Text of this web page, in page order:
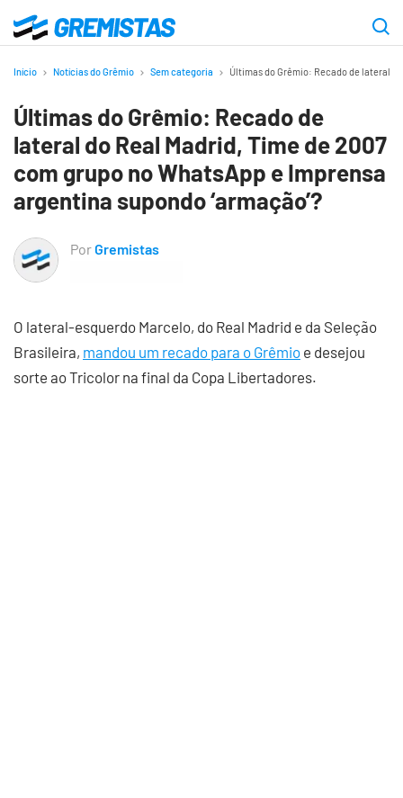
para
principal
Gremistas
Início Notícias do Grêmio Sem categoria Últimas do Grêmio: Recado de lateral
Últimas do Grêmio: Recado de
lateral do Real Madrid, Time de 2007
com grupo no WhatsApp e Imprensa
argentina supondo ‘armação’?
PorGremistas
O lateral-esquerdo Marcelo, do Real Madrid e da Seleção
Brasileira, mandou um recado para o Grêmio e desejou
sorte ao Tricolor na final da Copa Libertadores.